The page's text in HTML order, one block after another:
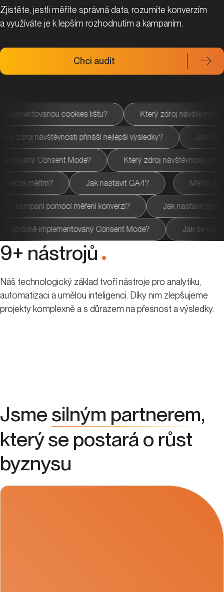
Zjistěte, jestli měříte správná data, rozumíte konverzím
a využíváte je k lepším rozhodnutím a kampaním.
Chci audit
cookies lištu? Který zdroj návštěvnosti přináší nejlepší
Který zdroj návštěvnosti přináší nejlepší výsledky?
Mode? Který zdroj návštěvnosti přináší nejlepší
Jaké konverze měřím? Jak nastavit GA4?
měření konverzí? Jak nastavit analytiku pro nový
Mám správně implementovaný Consent Mode?
9+ nástrojů
.
Náš technologický základ tvoří nástroje pro analytiku,
automatizaci a umělou inteligenci. Díky nim zlepšujeme
projekty komplexně a s důrazem na přesnost a výsledky.
Jsme silným partnerem,
který se postará o růst
byznysu